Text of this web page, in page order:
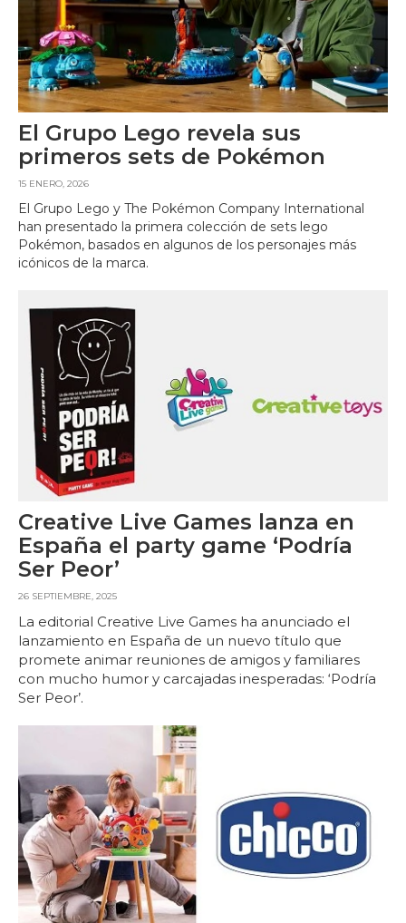
El Grupo Lego revela sus
primeros sets de Pokémon
15 ENERO, 2026
El Grupo Lego y The Pokémon Company International
han presentado la primera colección de sets lego
Pokémon, basados en algunos de los personajes más
icónicos de la marca.
Creative Live Games lanza en
España el party game ‘Podría
Ser Peor’
26 SEPTIEMBRE, 2025
La editorial Creative Live Games ha anunciado el
lanzamiento en España de un nuevo título que
promete animar reuniones de amigos y familiares
con mucho humor y carcajadas inesperadas: ‘Podría
Ser Peor’.